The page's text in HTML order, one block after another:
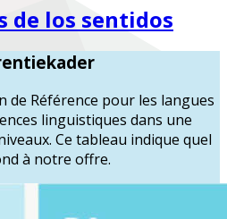
de los sentidos
de Référence pour les langues
linguistiques dans une
Ce tableau indique quel
à notre offre.